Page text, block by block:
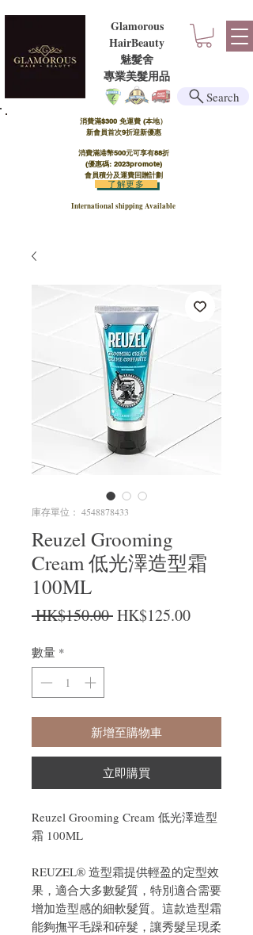
Glamorous
HairBeauty
魅髮舍
​​專業美髮用品
消費滿$300 免運費 (本地）​
新會員首次9折迎新優惠
消費滿港幣500元可享有88折
(優惠碼: 2023promote)
會員積分及運費回贈計劃
International shipping Available
了解更多
Search
庫存單位： 4548878433
Reuzel Grooming
Cream 低光澤造型霜
100ML
HK$150.00 一般價格
HK$125.00促銷價格
數量 *
新增至購物車
立即購買
Reuzel Grooming Cream 低光澤造型
霜 100ML
REUZEL® 造型霜提供輕盈的定型效
果，適合大多數髮質，特別適合需要
增加造型感的細軟髮質。這款造型霜
能夠撫平毛躁和碎髮，讓秀髮呈現柔